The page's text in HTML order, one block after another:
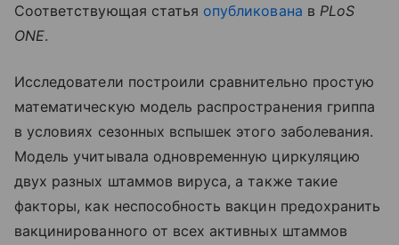
Соответствующая статья опубликована в PLoS
ONE.
Исследователи построили сравнительно простую
математическую модель распространения гриппа
в условиях сезонных вспышек этого заболевания.
Модель учитывала одновременную циркуляцию
двух разных штаммов вируса, а также такие
факторы, как неспособность вакцин предохранить
вакцинированного от всех активных штаммов